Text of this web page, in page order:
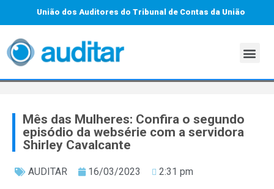
União dos Auditores do Tribunal de Contas da União
Mês das Mulheres: Confira o segundo
episódio da websérie com a servidora
Shirley Cavalcante
AUDITAR 16/03/2023 2:31 pm